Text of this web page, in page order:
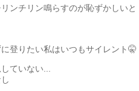
ンチリン鳴らすのが恥ずかしいと
登りたい私はいつもサイレント🤫
ていない...